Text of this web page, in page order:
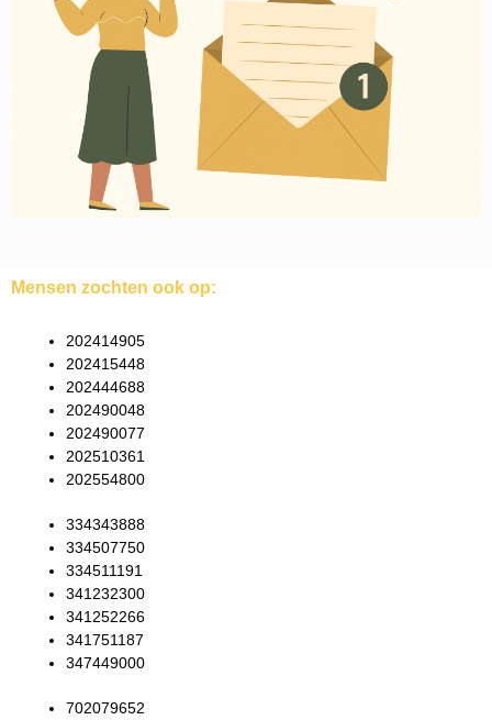
Mensen zochten ook op:
202414905
202415448
202444688
202490048
202490077
202510361
202554800
334343888
334507750
334511191
341232300
341252266
341751187
347449000
702079652